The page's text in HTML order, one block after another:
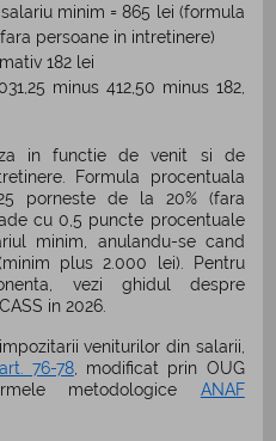
minim = 865 lei (formula
persoane in intretinere)
182 lei
minus 412,50 minus 182,
in functie de venit si de
Formula procentuala
porneste de la 20% (fara
cu 0,5 puncte procentuale
minim, anulandu-se cand
plus 2.000 lei). Pentru
vezi ghidul despre
in 2026.
veniturilor din salarii,
76-78, modificat prin OUG
metodologice ANAF